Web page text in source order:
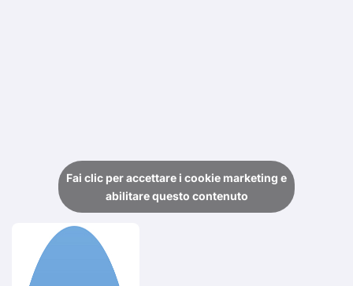
Fai clic per accettare i cookie marketing e
abilitare questo contenuto